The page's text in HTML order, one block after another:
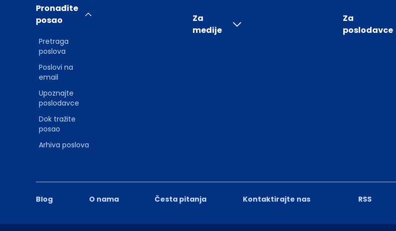
Blog O nama Česta pitanja Kontaktirajte nas RSS
Pronađite
posao
Pretraga
poslova
Poslovi na
email
Upoznajte
poslodavce
Dok tražite
posao
Arhiva poslova
Za
medije
Za
poslodavce